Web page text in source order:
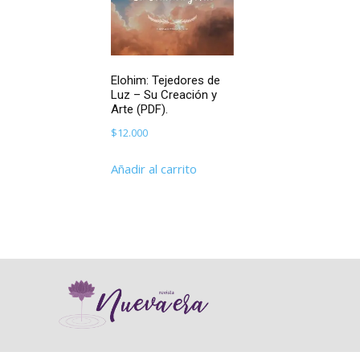
Elohim: Tejedores de
Luz – Su Creación y
Arte (PDF).
$12.000
Añadir al carrito